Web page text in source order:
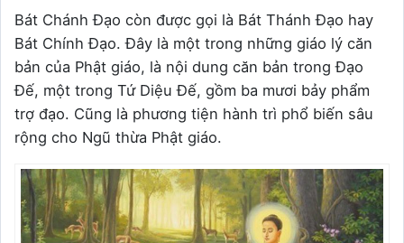
Bát Chánh Đạo còn được gọi là Bát Thánh Đạo hay
Bát Chính Đạo. Đây là một trong những giáo lý căn
bản của Phật giáo, là nội dung căn bản trong Đạo
Đế, một trong Tứ Diệu Đế, gồm ba mươi bảy phẩm
trợ đạo. Cũng là phương tiện hành trì phổ biến sâu
rộng cho Ngũ thừa Phật giáo.